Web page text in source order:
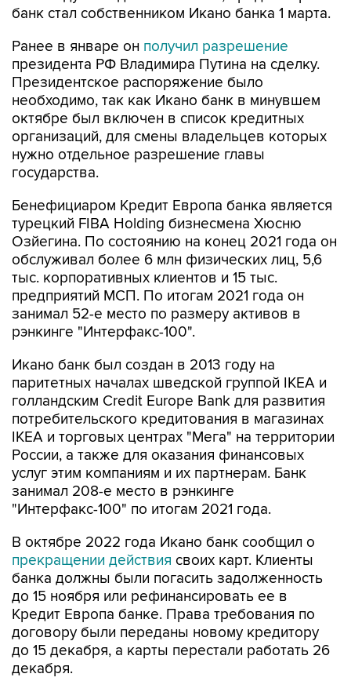
банк стал собственником Икано банка 1 марта.
Ранее в январе он получил разрешение
президента РФ Владимира Путина на сделку.
Президентское распоряжение было
необходимо, так как Икано банк в минувшем
октябре был включен в список кредитных
организаций, для смены владельцев которых
нужно отдельное разрешение главы
государства.
Бенефициаром Кредит Европа банка является
турецкий FIBA Holding бизнесмена Хюсню
Озйегина. По состоянию на конец 2021 года он
обслуживал более 6 млн физических лиц, 5,6
тыс. корпоративных клиентов и 15 тыс.
предприятий МСП. По итогам 2021 года он
занимал 52-е место по размеру активов в
рэнкинге "Интерфакс-100".
Икано банк был создан в 2013 году на
паритетных началах шведской группой IKEA и
голландским Credit Europe Bank для развития
потребительского кредитования в магазинах
IKEA и торговых центрах "Мега" на территории
России, а также для оказания финансовых
услуг этим компаниям и их партнерам. Банк
занимал 208-е место в рэнкинге
"Интерфакс-100" по итогам 2021 года.
В октябре 2022 года Икано банк сообщил о
прекращении действия своих карт. Клиенты
банка должны были погасить задолженность
до 15 ноября или рефинансировать ее в
Кредит Европа банке. Права требования по
договору были переданы новому кредитору
до 15 декабря, а карты перестали работать 26
декабря.